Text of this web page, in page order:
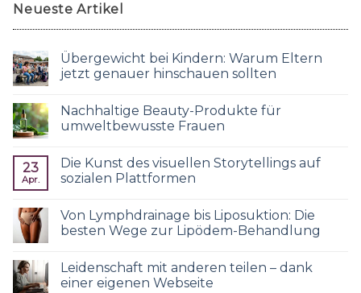
Neueste Artikel
Übergewicht bei Kindern: Warum Eltern
jetzt genauer hinschauen sollten
Nachhaltige Beauty-Produkte für
umweltbewusste Frauen
23
Apr.
Die Kunst des visuellen Storytellings auf
sozialen Plattformen
Von Lymphdrainage bis Liposuktion: Die
besten Wege zur Lipödem-Behandlung
Leidenschaft mit anderen teilen – dank
einer eigenen Webseite